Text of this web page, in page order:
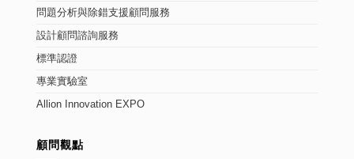
問題分析與除錯支援顧問服務
設計顧問諮詢服務
標準認證
專業實驗室
Allion Innovation EXPO
顧問觀點